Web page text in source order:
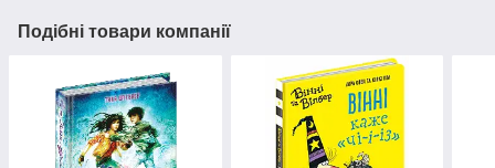
Подібні товари компанії